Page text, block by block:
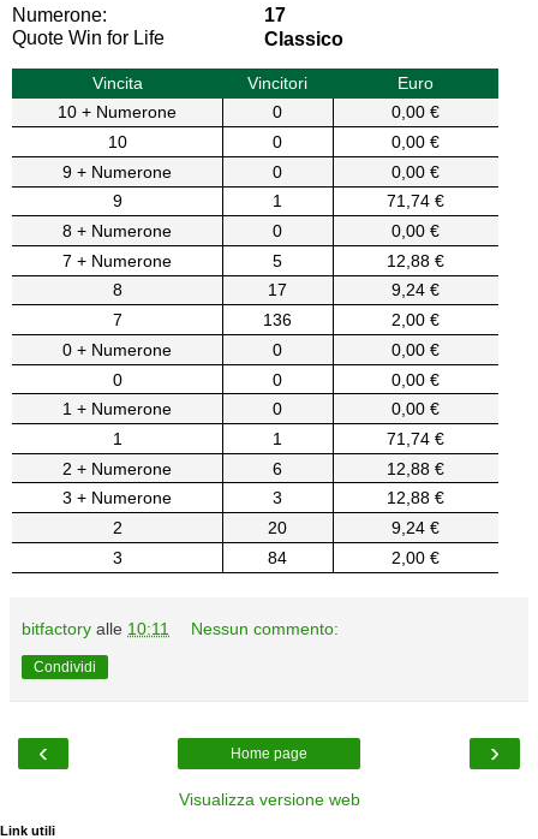
Numerone:
17
Quote Win for Life
Classico
Vincita Vincitori
Euro
10 + Numerone
0
0,00 €
10
0
0,00 €
9 + Numerone
0
0,00 €
9
1
71,74 €
8 + Numerone
0
0,00 €
7 + Numerone
5
12,88 €
8
17
9,24 €
7
136
2,00 €
0 + Numerone
0
0,00 €
0
0
0,00 €
1 + Numerone
0
0,00 €
1
1
71,74 €
2 + Numerone
6
12,88 €
3 + Numerone
3
12,88 €
2
20
9,24 €
3
84 2,00 €
bitfactory alle 10:11 Nessun commento:
Condividi
‹ ›
Home page
Visualizza versione web
Link utili